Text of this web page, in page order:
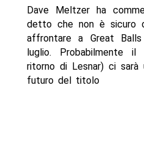
Dave Meltzer ha
detto che non è sicuro
affrontare a Great
luglio. Probabilmente
ritorno di Lesnar) ci sarà
futuro del titolo